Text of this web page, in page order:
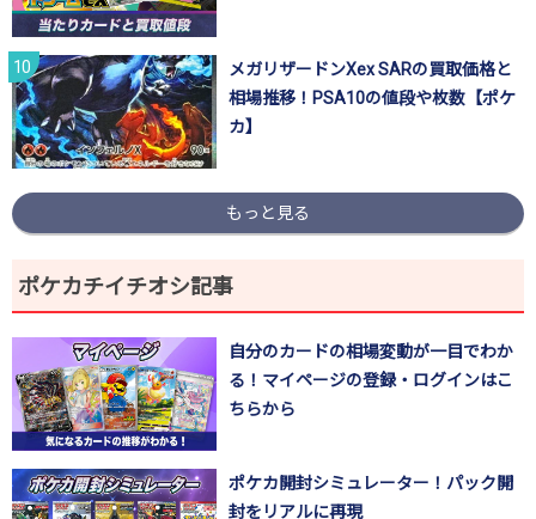
メガリザードンXex SARの買取価格と
相場推移！PSA10の値段や枚数【ポケ
カ】
もっと見る
ポケカチイチオシ記事
自分のカードの相場変動が一目でわか
る！マイページの登録・ログインはこ
ちらから
ポケカ開封シミュレーター！パック開
封をリアルに再現